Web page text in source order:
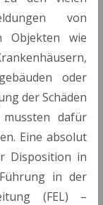
von
Objekten wie
oder
der Schäden
dafür
Eine absolut
Disposition in
in der
(FEL) –